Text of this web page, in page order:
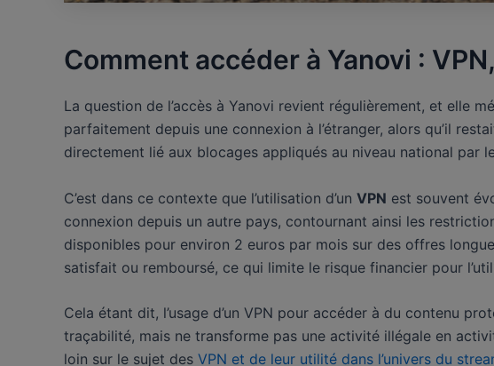
Comment accéder à Yanovi :
La question de l’accès à Yanovi revient régulièrement, et elle
parfaitement depuis une connexion à l’étranger, alors qu’il
directement lié aux blocages appliqués au niveau national par
C’est dans ce contexte que l’utilisation d’un VPN est souvent
connexion depuis un autre pays, contournant ainsi les
disponibles pour environ 2 euros par mois sur des offres
satisfait ou remboursé, ce qui limite le risque financier pour
Cela étant dit, l’usage d’un VPN pour accéder à du contenu
traçabilité, mais ne transforme pas une activité illégale en
loin sur le sujet des VPN et de leur utilité dans l’univers du